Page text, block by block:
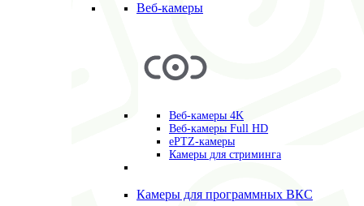
Веб-камеры
Веб-камеры 4K
Веб-камеры Full HD
ePTZ-камеры
Камеры для стриминга
Камеры для программных ВКС